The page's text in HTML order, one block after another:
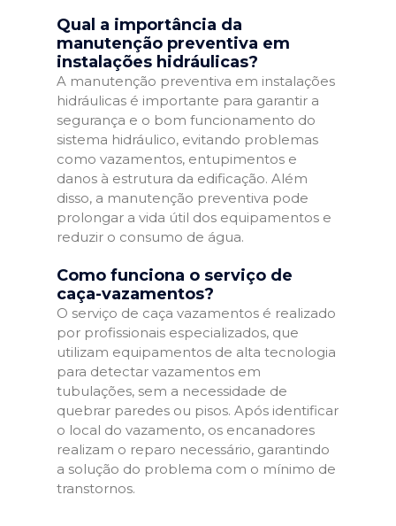
Qual a importância da
manutenção preventiva em
instalações hidráulicas?
A manutenção preventiva em instalações
hidráulicas é importante para garantir a
segurança e o bom funcionamento do
sistema hidráulico, evitando problemas
como vazamentos, entupimentos e
danos à estrutura da edificação. Além
disso, a manutenção preventiva pode
prolongar a vida útil dos equipamentos e
reduzir o consumo de água.
Como funciona o serviço de
caça-vazamentos?
O serviço de caça vazamentos é realizado
por profissionais especializados, que
utilizam equipamentos de alta tecnologia
para detectar vazamentos em
tubulações, sem a necessidade de
quebrar paredes ou pisos. Após identificar
o local do vazamento, os encanadores
realizam o reparo necessário, garantindo
a solução do problema com o mínimo de
transtornos.